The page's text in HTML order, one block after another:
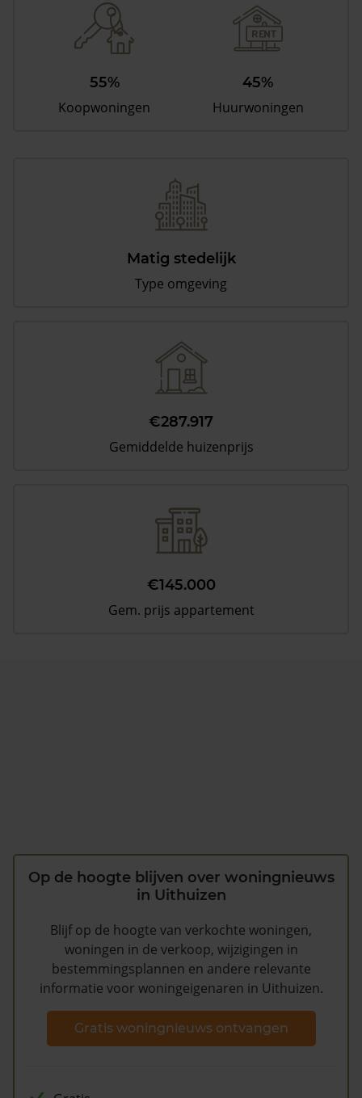
55%
Koopwoningen
45%
Huurwoningen
Matig stedelijk
Type omgeving
€287.917
Gemiddelde huizenprijs
€145.000
Gem. prijs appartement
Op de hoogte blijven over woningnieuws
in Uithuizen
Blijf op de hoogte van verkochte woningen,
woningen in de verkoop, wijzigingen in
bestemmingsplannen en andere relevante
informatie voor woningeigenaren in Uithuizen.
Gratis woningnieuws ontvangen